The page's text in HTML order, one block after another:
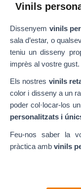
Vinils
Dissenyem vinils
sala d’estar, o
teniu un disseny
imprès al vostre gust.
Els nostres vinils
color i disseny a un
poder col·locar-los
personalitzats i
Feu-nos saber la
pràctica amb vinils